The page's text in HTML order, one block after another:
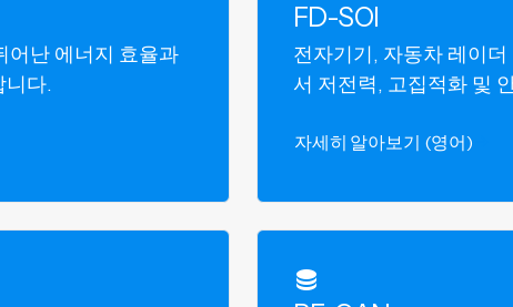
어난 에너지 효율과
니다.
FD-SOI
전자기기, 자동차 레이
서 저전력, 고집적화 및
자세히 알아보기 (영어)